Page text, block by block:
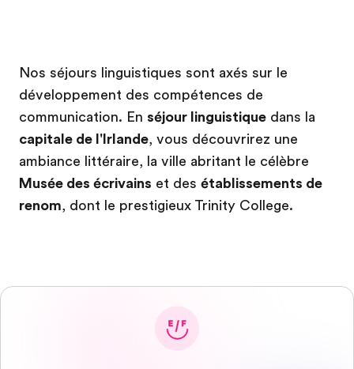
EF recrute
Rejoignez nos équipes
Nos séjours linguistiques sont axés sur le
développement des compétences de
communication. En séjour linguistique dans la
capitale de l'Irlande, vous découvrirez une
ambiance littéraire, la ville abritant le célèbre
Musée des écrivains et des établissements de
renom, dont le prestigieux Trinity College.